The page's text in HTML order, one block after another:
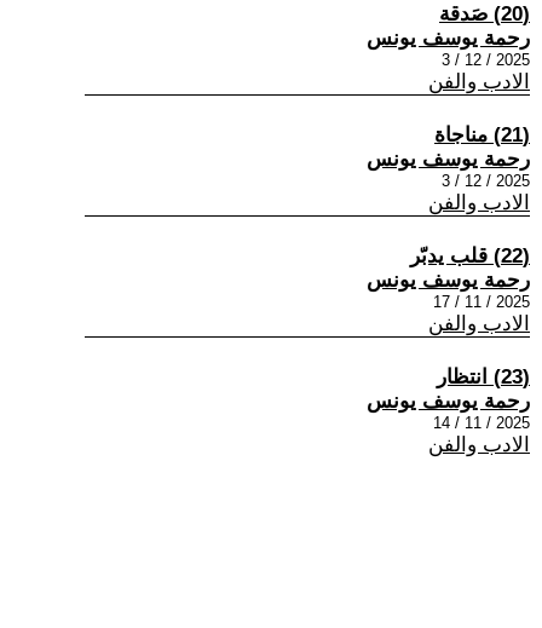
(20) صَدقة
رحمة يوسف يونس
2025 / 12 / 3
الادب والفن
(21) مناجاة
رحمة يوسف يونس
2025 / 12 / 3
الادب والفن
(22) قلب يدبّر
رحمة يوسف يونس
2025 / 11 / 17
الادب والفن
(23) انتظار
رحمة يوسف يونس
2025 / 11 / 14
الادب والفن